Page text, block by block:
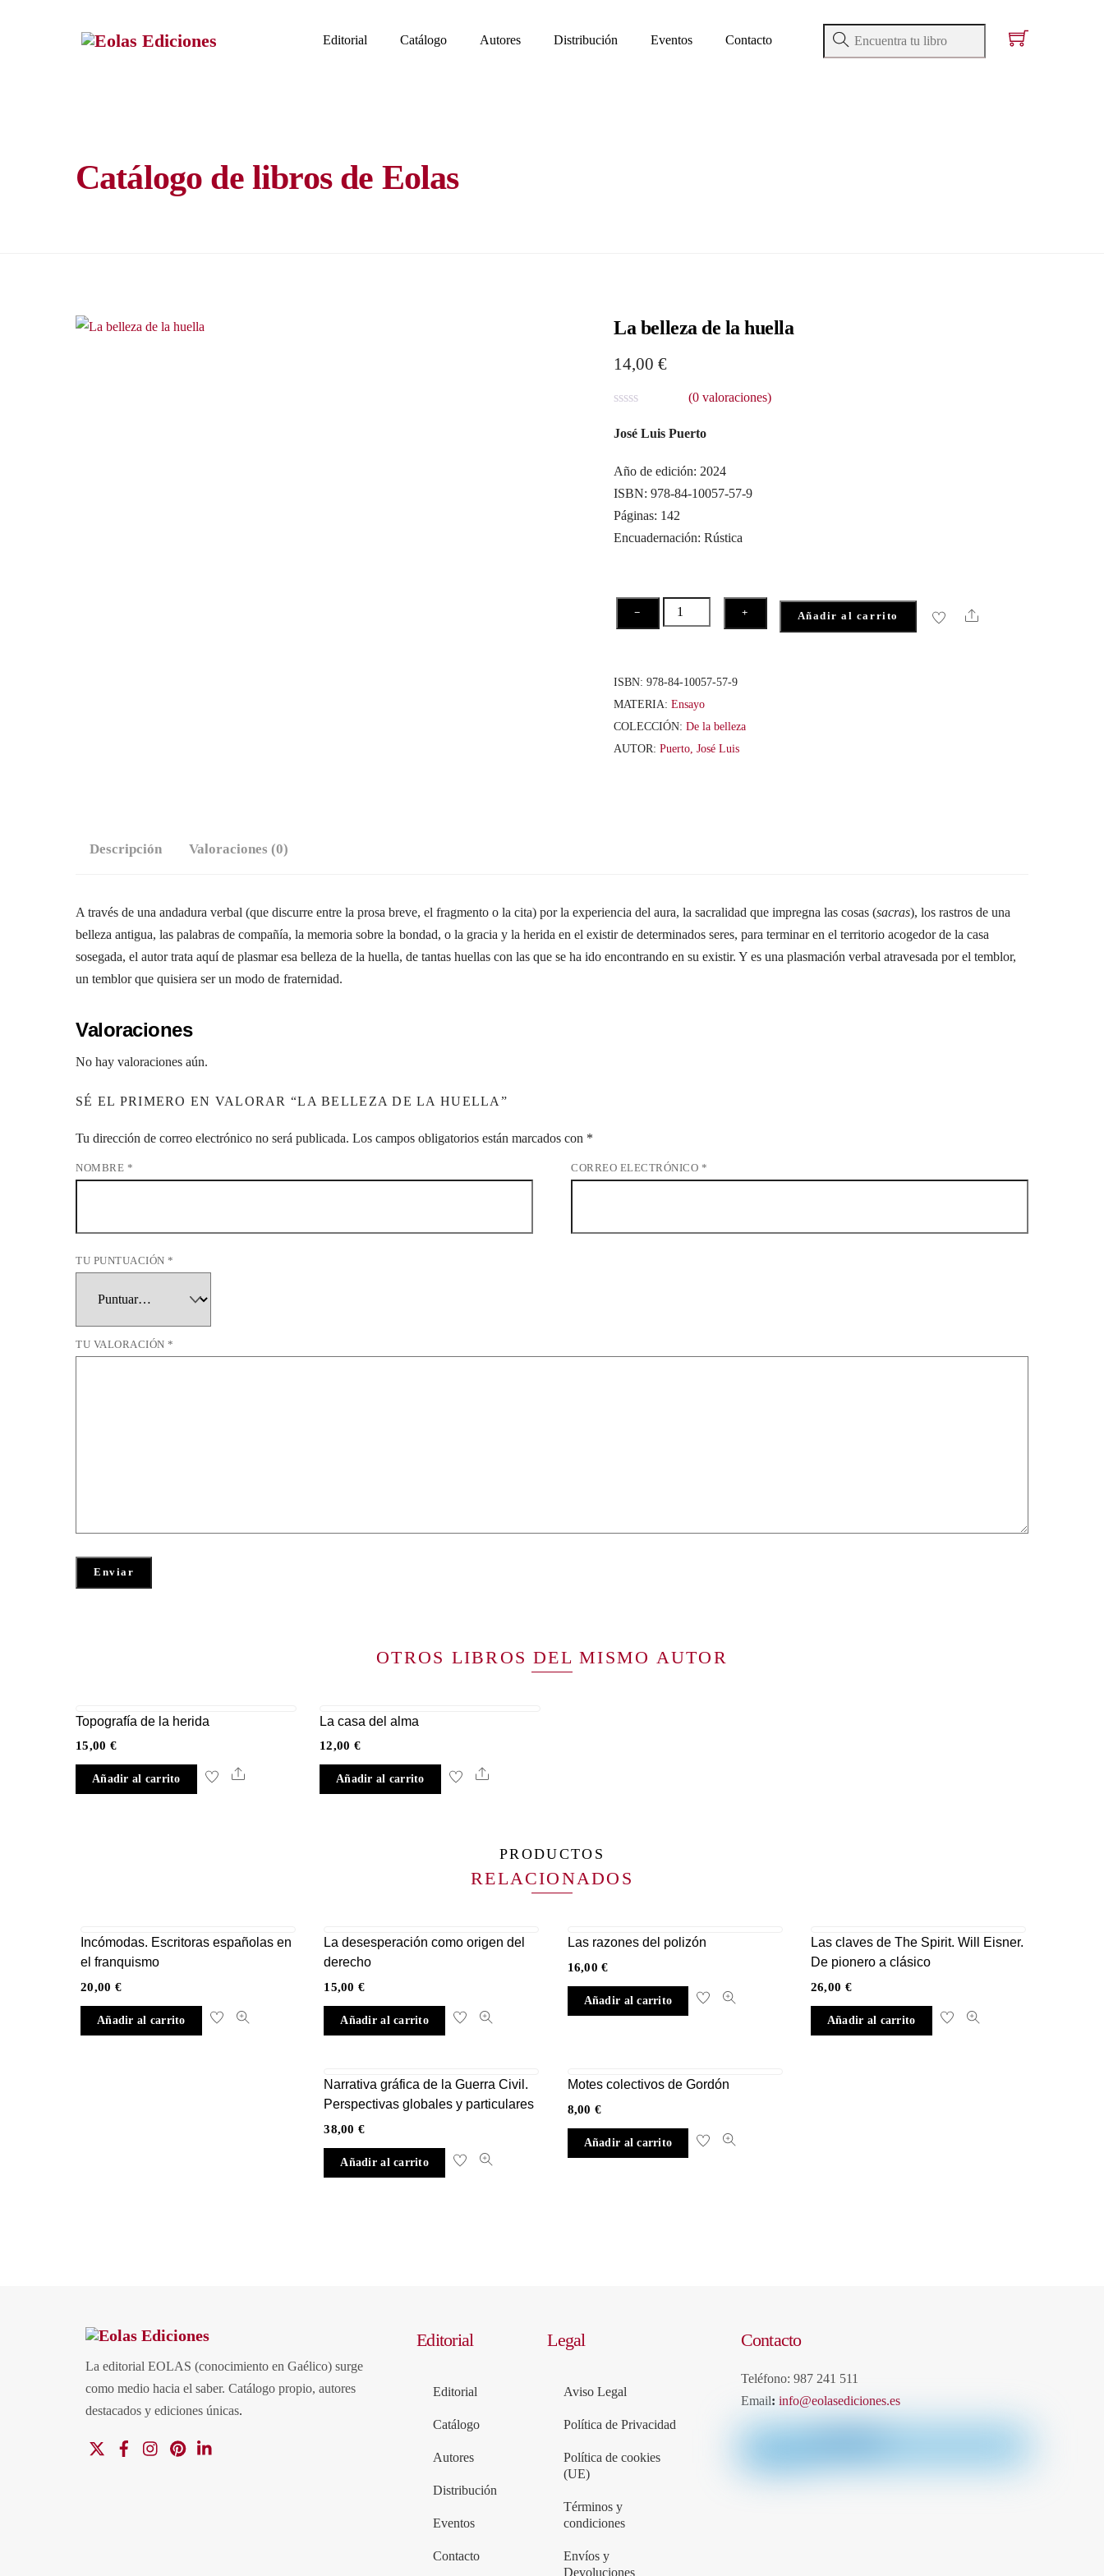
Editorial Catálogo Autores Distribución Eventos Contacto
Catálogo de libros de Eolas
La belleza de la huella
14,00€
a
r
d
o
c
o
5
(0valoraciones)
José Luis Puerto
Año de edición: 2024
ISBN: 978-84-10057-57-9
Páginas: 142
Encuadernación: Rústica
−
belleza
cantidad
+ Añadir al carrito Share
ISBN:978-84-10057-57-9
MATERIA:Ensayo
COLECCIÓN:De la belleza
AUTOR:Puerto, José Luis
Descripción Valoraciones (0)
A través de una andadura verbal (que discurre entre la prosa breve, el fragmento o la cita) por la experiencia del aura, la sacralidad que impregna las cosas (sacras), los rastros de una
belleza antigua, las palabras de compañía, la memoria sobre la bondad, o la gracia y la herida en el existir de determinados seres, para terminar en el territorio acogedor de la casa
sosegada, el autor trata aquí de plasmar esa belleza de la huella, de tantas huellas con las que se ha ido encontrando en su existir. Y es una plasmación verbal atravesada por el temblor,
un temblor que quisiera ser un modo de fraternidad.
Valoraciones
No hay valoraciones aún.
SÉ EL PRIMERO EN VALORAR “LA BELLEZA DE LA HUELLA”
Tu dirección de correo electrónico no será publicada. Los campos obligatorios están marcados con *
NOMBRE * CORREO ELECTRÓNICO *
TU PUNTUACIÓN*
TU VALORACIÓN*
OTROS LIBROS DEL MISMO AUTOR
Topografía de la herida
15,00 €
Añadir al carrito Share
La casa del alma
12,00 €
Añadir al carrito Share
PRODUCTOS
RELACIONADOS
Incómodas. Escritoras españolas en
el franquismo
20,00 €
Añadir al carrito
La desesperación como origen del
derecho
15,00€
Añadir al carrito
Las razones del polizón
16,00€
Añadir al carrito
Las claves de The Spirit. Will Eisner.
De pionero a clásico
26,00 €
Añadir al carrito
Narrativa gráfica de la Guerra Civil.
Perspectivas globales y particulares
38,00€
Añadir al carrito
Motes colectivos de Gordón
8,00€
Añadir al carrito
La editorial EOLAS (conocimiento en Gaélico) surge
como medio hacia el saber. Catálogo propio, autores
destacados y ediciones únicas.
FacebookInstagramPinterest
Editorial
Editorial
Catálogo
Autores
Distribución
Eventos
Contacto
Legal
Aviso Legal
Política de Privacidad
Política de cookies
(UE)
Términos y
condiciones
Envíos y
Devoluciones
Contacto
Teléfono: 987 241 511
Email: info@eolasediciones.es